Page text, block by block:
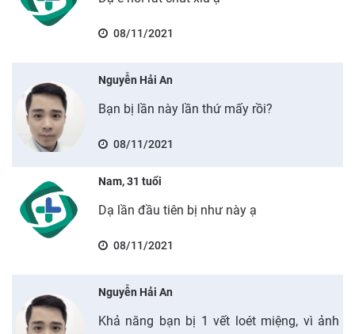
08/11/2021
Nguyễn Hải An
Bạn bị lần này lần thứ mấy rồi?
08/11/2021
Nam, 31 tuổi
Dạ lần đầu tiên bị như này ạ
08/11/2021
Nguyễn Hải An
Khả năng bạn bị 1 vết loét miệng, vì ảnh